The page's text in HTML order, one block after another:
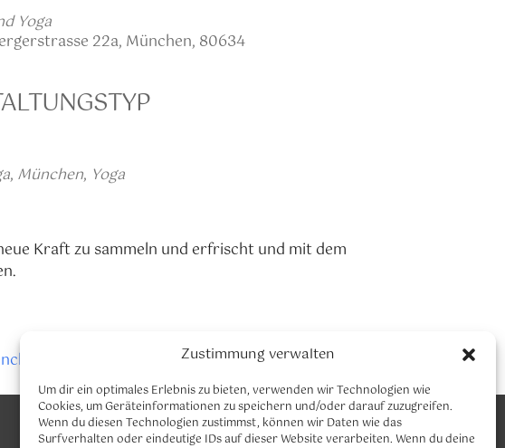
Zustimmung verwalten
Um dir ein optimales Erlebnis zu bieten, verwenden wir Technologien wie
Cookies, um Geräteinformationen zu speichern und/oder darauf zuzugreifen.
Wenn du diesen Technologien zustimmst, können wir Daten wie das
Surfverhalten oder eindeutige IDs auf dieser Website verarbeiten. Wenn du deine
Yoga
22a, München, 80634
, München, Yoga
Kraft zu sammeln und erfrischt und mit dem
stundenplanneuhausen
CLAUDIA NEUMANN YOGA